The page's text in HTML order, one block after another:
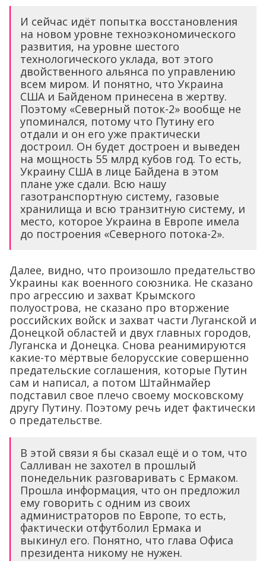
И сейчас идёт попытка восстановления
на новом уровне техноэкономического
развития, на уровне шестого
технологического уклада, вот этого
двойственного альянса по управлению
всем миром. И понятно, что Украина
США и Байденом принесена в жертву.
Поэтому «Северный поток-2» вообще не
упоминался, потому что Путину его
отдали и он его уже практически
достроил. Он будет достроен и выведен
на мощность 55 млрд кубов год. То есть,
Украину США в лице Байдена в этом
плане уже сдали. Всю нашу
газотранспортную систему, газовые
хранилища и всю транзитную систему, и
место, которое Украина в Европе имела
до построения «Северного потока-2».
Далее, видно, что произошло предательство
Украины как военного союзника. Не сказано
про агрессию и захват Крымского
полуострова, не сказано про вторжение
российских войск и захват части Луганской и
Донецкой областей и двух главных городов,
Луганска и Донецка. Снова реанимируются
какие-то мёртвые белорусские совершенно
предательские соглашения, которые Путин
сам и написал, а потом Штайнмайер
подставил свое плечо своему московскому
другу Путину. Поэтому речь идет фактически
о предательстве.
В этой связи я бы сказал ещё и о том, что
Салливан не захотел в прошлый
понедельник разговаривать с Ермаком.
Прошла информация, что он предложил
ему говорить с одним из своих
администраторов по Европе, то есть,
фактически отфутболил Ермака и
выкинул его. Понятно, что глава Офиса
президента никому не нужен.